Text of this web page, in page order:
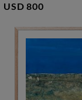
USD 800